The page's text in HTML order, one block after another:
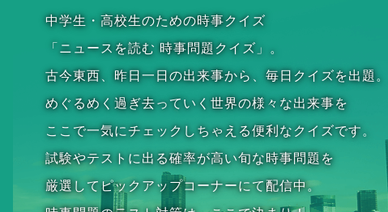
中学生・高校生のための時事クイズ
「ニュースを読む 時事問題クイズ」。
古今東西、昨日一日の出来事から、毎日クイズを出題。
めぐるめく過ぎ去っていく世界の様々な出来事を
ここで一気にチェックしちゃえる便利なクイズです。
試験やテストに出る確率が高い旬な時事問題を
厳選してピックアップコーナーにて配信中。